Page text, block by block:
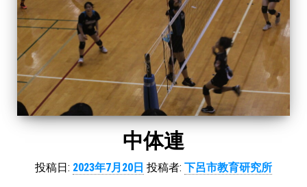
中体連
投稿日: 2023年7月20日 投稿者: 下呂市教育研究所